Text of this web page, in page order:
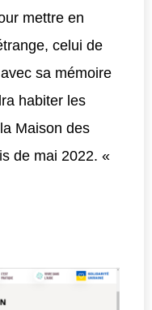
mettre en
celui de
sa mémoire
habiter les
Maison des
de mai 2022. «